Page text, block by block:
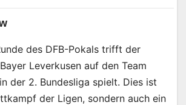
des DFB-Pokals trifft der
Leverkusen auf den Team
der 2. Bundesliga spielt. Dies ist
der Ligen, sondern auch ein